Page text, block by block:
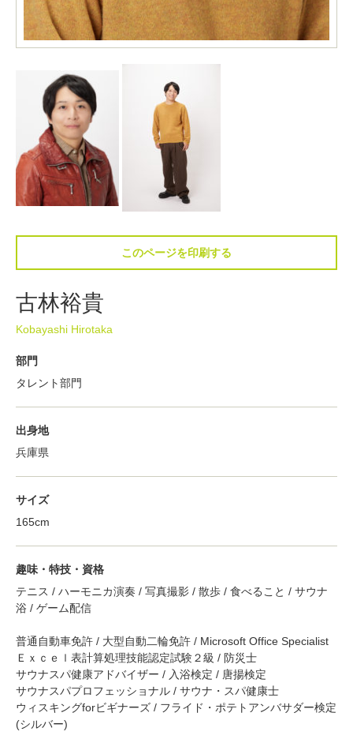
このページを印刷する
古林裕貴
Kobayashi Hirotaka
部門
タレント部門
出身地
兵庫県
サイズ
165cm
趣味・特技・資格
テニス / ハーモニカ演奏 / 写真撮影 / 散歩 / 食べること / サウナ
浴 / ゲーム配信
普通自動車免許 / 大型自動二輪免許 / Microsoft Office Specialist
Ｅｘｃｅｌ表計算処理技能認定試験２級 / 防災士
サウナスパ健康アドバイザー / 入浴検定 / 唐揚検定
サウナスパプロフェッショナル / サウナ・スパ健康士
ウィスキングforビギナーズ / フライド・ポテトアンバサダー検定
(シルバー)